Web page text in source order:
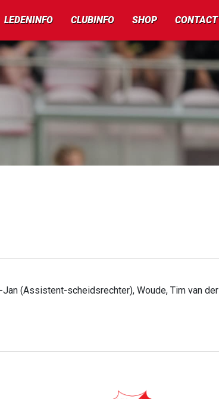
LEDENINFO CLUBINFO SHOP CONTACT
(Assistent-scheidsrechter), Woude, Tim van der